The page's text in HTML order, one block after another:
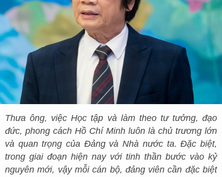
Thưa ông, việc Học tập và làm theo tư tưởng, đạo
đức, phong cách Hồ Chí Minh luôn là chủ trương lớn
và quan trọng của Đảng và Nhà nước ta. Đặc biệt,
trong giai đoạn hiện nay với tinh thần bước vào kỷ
nguyên mới, vậy mỗi cán bộ, đảng viên cần đặc biệt